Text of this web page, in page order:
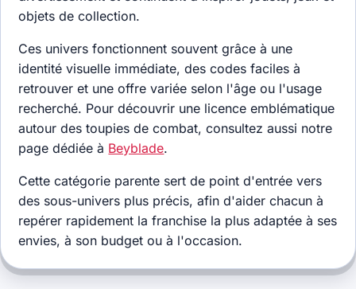
objets de collection.
Ces univers fonctionnent souvent grâce à une
identité visuelle immédiate, des codes faciles à
retrouver et une offre variée selon l'âge ou l'usage
recherché. Pour découvrir une licence emblématique
autour des toupies de combat, consultez aussi notre
page dédiée à Beyblade.
Cette catégorie parente sert de point d'entrée vers
des sous-univers plus précis, afin d'aider chacun à
repérer rapidement la franchise la plus adaptée à ses
envies, à son budget ou à l'occasion.